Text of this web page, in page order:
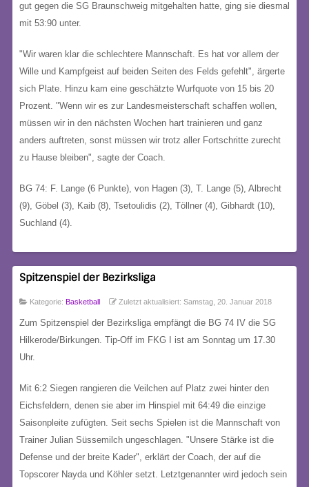
gut gegen die SG Braunschweig mitgehalten hatte, ging sie diesmal
mit 53:90 unter.
"Wir waren klar die schlechtere Mannschaft. Es hat vor allem der
Wille und Kampfgeist auf beiden Seiten des Felds gefehlt", ärgerte
sich Plate. Hinzu kam eine geschätzte Wurfquote von 15 bis 20
Prozent. "Wenn wir es zur Landesmeisterschaft schaffen wollen,
müssen wir in den nächsten Wochen hart trainieren und ganz
anders auftreten, sonst müssen wir trotz aller Fortschritte zurecht
zu Hause bleiben", sagte der Coach.
BG 74: F. Lange (6 Punkte), von Hagen (3), T. Lange (5), Albrecht
(9), Göbel (3), Kaib (8), Tsetoulidis (2), Töllner (4), Gibhardt (10),
Suchland (4).
Spitzenspiel der Bezirksliga
Kategorie: Basketball Zuletzt aktualisiert: Samstag, 20. Januar 2018
Zum Spitzenspiel der Bezirksliga empfängt die BG 74 IV die SG
Hilkerode/Birkungen. Tip-Off im FKG I ist am Sonntag um 17.30
Uhr.
Mit 6:2 Siegen rangieren die Veilchen auf Platz zwei hinter den
Eichsfeldern, denen sie aber im Hinspiel mit 64:49 die einzige
Saisonpleite zufügten. Seit sechs Spielen ist die Mannschaft von
Trainer Julian Süssemilch ungeschlagen. "Unsere Stärke ist die
Defense und der breite Kader", erklärt der Coach, der auf die
Topscorer Nayda und Köhler setzt. Letztgenannter wird jedoch sein